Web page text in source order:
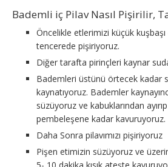
Bademli iç Pilav Nasıl Pişirilir,
Öncelikle etlerimizi küçük
tencerede pişiriyoruz.
Diğer tarafta pirinçleri kaynar
Bademleri üstünü örtecek kadar
kaynatıyoruz. Bademler
süzüyoruz ve kabuklarından
pembeleşene kadar kavuruyoruz.
Daha Sonra pilavımızı pişiriyoruz
Pişen etimizin süzüyoruz ve